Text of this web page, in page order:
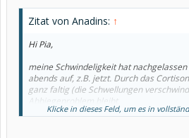
Zitat von Anadins: ↑
Hi Pia,
meine Schwindeligkeit hat
abends auf, z.B. jetzt. Durch das
ganz faltig (die Schwellungen
Abbiegeproblem bleibt.
Klicke in dieses Feld, um es in